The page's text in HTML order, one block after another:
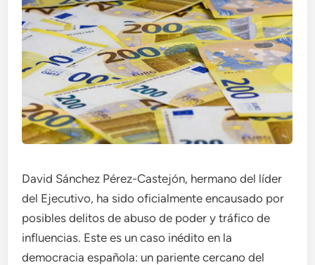
David Sánchez Pérez-Castejón, hermano del líder
del Ejecutivo, ha sido oficialmente encausado por
posibles delitos de abuso de poder y tráfico de
influencias. Este es un caso inédito en la
democracia española: un pariente cercano del